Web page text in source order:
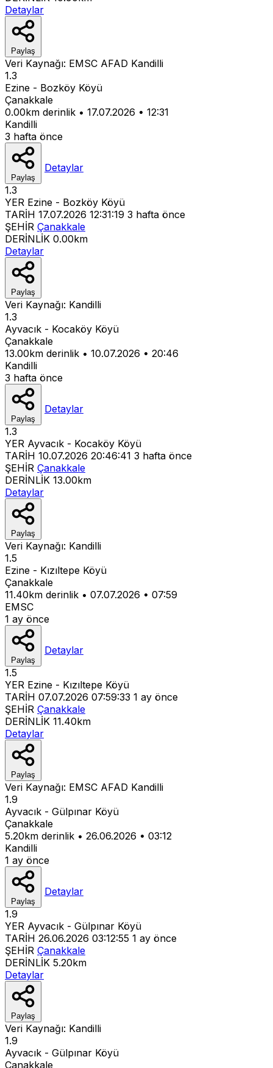
Detaylar
Paylaş
Veri Kaynağı: EMSC AFAD Kandilli
1.3
Ezine - Bozköy Köyü
Çanakkale
0.00km derinlik • 17.07.2026 • 12:31
Kandilli
3 hafta önce
Paylaş
Detaylar
1.3
YER Ezine - Bozköy Köyü
TARİH 17.07.2026 12:31:19 3 hafta önce
ŞEHİR Çanakkale
DERİNLİK 0.00km
Detaylar
Paylaş
Veri Kaynağı: Kandilli
1.3
Ayvacık - Kocaköy Köyü
Çanakkale
13.00km derinlik • 10.07.2026 • 20:46
Kandilli
3 hafta önce
Paylaş
Detaylar
1.3
YER Ayvacık - Kocaköy Köyü
TARİH 10.07.2026 20:46:41 3 hafta önce
ŞEHİR Çanakkale
DERİNLİK 13.00km
Detaylar
Paylaş
Veri Kaynağı: Kandilli
1.5
Ezine - Kızıltepe Köyü
Çanakkale
11.40km derinlik • 07.07.2026 • 07:59
EMSC
1 ay önce
Paylaş
Detaylar
1.5
YER Ezine - Kızıltepe Köyü
TARİH 07.07.2026 07:59:33 1 ay önce
ŞEHİR Çanakkale
DERİNLİK 11.40km
Detaylar
Paylaş
Veri Kaynağı: EMSC AFAD Kandilli
1.9
Ayvacık - Gülpınar Köyü
Çanakkale
5.20km derinlik • 26.06.2026 • 03:12
Kandilli
1 ay önce
Paylaş
Detaylar
1.9
YER Ayvacık - Gülpınar Köyü
TARİH 26.06.2026 03:12:55 1 ay önce
ŞEHİR Çanakkale
DERİNLİK 5.20km
Detaylar
Paylaş
Veri Kaynağı: Kandilli
1.9
Ayvacık - Gülpınar Köyü
Çanakkale